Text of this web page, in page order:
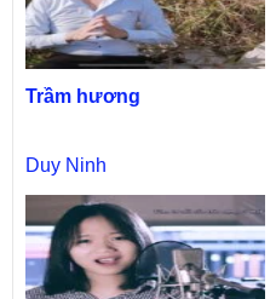
Trầm hương
Duy Ninh